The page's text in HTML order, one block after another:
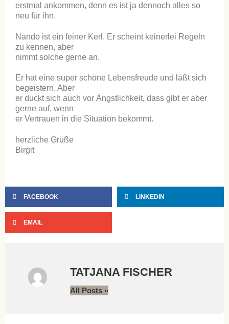
erstmal ankommen, denn es ist ja dennoch alles so
neu für ihn.
Nando ist ein feiner Kerl. Er scheint keinerlei Regeln
zu kennen, aber
nimmt solche gerne an.
Er hat eine super schöne Lebensfreude und läßt sich
begeistern. Aber
er duckt sich auch vor Ängstlichkeit, dass gibt er aber
gerne auf, wenn
er Vertrauen in die Situation bekommt.
herzliche Grüße
Birgit
FACEBOOK LINKEDIN
EMAIL
TATJANA FISCHER
All Posts »